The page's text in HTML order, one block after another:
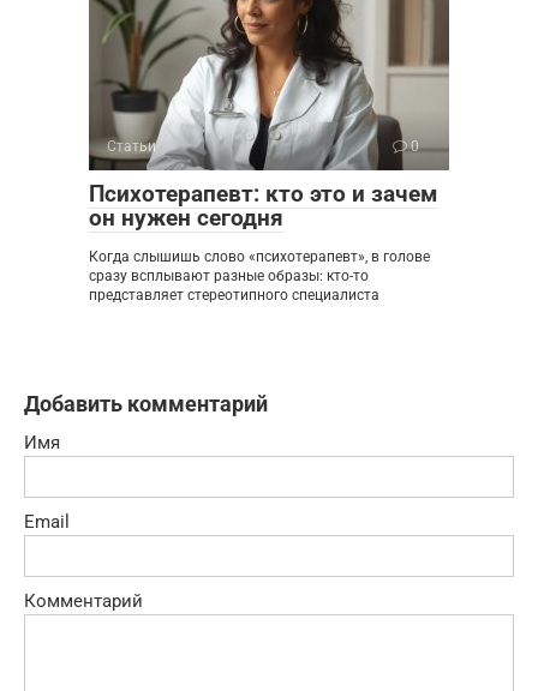
Статьи 0
Психотерапевт: кто это и зачем
он нужен сегодня
Когда слышишь слово «психотерапевт», в голове
сразу всплывают разные образы: кто-то
представляет стереотипного специалиста
Добавить комментарий
Имя
Email
Комментарий